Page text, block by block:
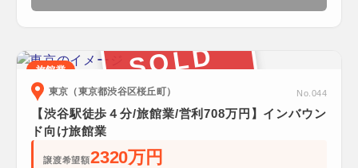
SOLD
旅館業
東京（東京都渋谷区桜丘町）
No.044
【渋谷駅徒歩４分/旅館業/営利708万円】インバウン
ド向け旅館業
譲渡希望額2320万円